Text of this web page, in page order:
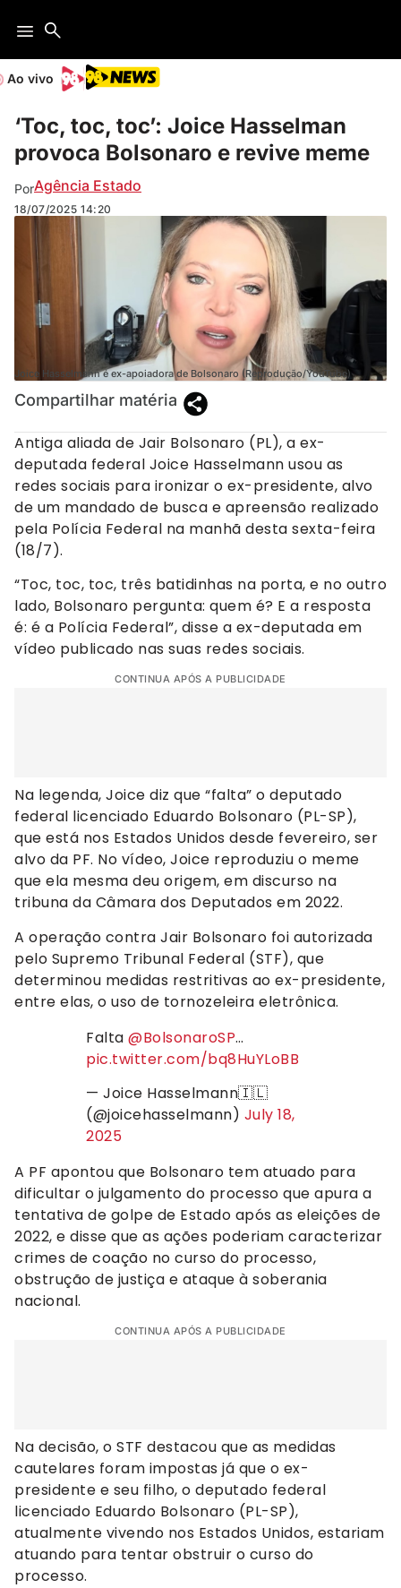
Ao vivo
‘Toc, toc, toc’: Joice Hasselman
provoca Bolsonaro e revive meme
PorAgência Estado
18/07/2025 14:20
Joice Hasselmann é ex-apoiadora de Bolsonaro (Reprodução/YouTube)
Compartilhar matéria
Antiga aliada de Jair Bolsonaro (PL), a ex-
deputada federal Joice Hasselmann usou as
redes sociais para ironizar o ex-presidente, alvo
de um mandado de busca e apreensão realizado
pela Polícia Federal na manhã desta sexta-feira
(18/7).
“Toc, toc, toc, três batidinhas na porta, e no outro
lado, Bolsonaro pergunta: quem é? E a resposta
é: é a Polícia Federal”, disse a ex-deputada em
vídeo publicado nas suas redes sociais.
CONTINUA APÓS A PUBLICIDADE
Na legenda, Joice diz que “falta” o deputado
federal licenciado Eduardo Bolsonaro (PL-SP),
que está nos Estados Unidos desde fevereiro, ser
alvo da PF. No vídeo, Joice reproduziu o meme
que ela mesma deu origem, em discurso na
tribuna da Câmara dos Deputados em 2022.
A operação contra Jair Bolsonaro foi autorizada
pelo Supremo Tribunal Federal (STF), que
determinou medidas restritivas ao ex-presidente,
entre elas, o uso de tornozeleira eletrônica.
Falta @BolsonaroSP…
pic.twitter.com/bq8HuYLoBB
— Joice Hasselmann🇮🇱
(@joicehasselmann) July 18,
2025
A PF apontou que Bolsonaro tem atuado para
dificultar o julgamento do processo que apura a
tentativa de golpe de Estado após as eleições de
2022, e disse que as ações poderiam caracterizar
crimes de coação no curso do processo,
obstrução de justiça e ataque à soberania
nacional.
CONTINUA APÓS A PUBLICIDADE
Na decisão, o STF destacou que as medidas
cautelares foram impostas já que o ex-
presidente e seu filho, o deputado federal
licenciado Eduardo Bolsonaro (PL-SP),
atualmente vivendo nos Estados Unidos, estariam
atuando para tentar obstruir o curso do
processo.